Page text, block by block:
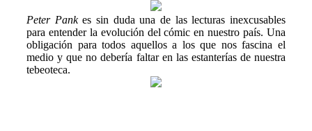
Peter Pankes sin duda una de las lecturas inexcusables
para entender la evolución del cómic en nuestro país. Una
obligación para todos aquellos a los que nos fascina el
medio y que no debería faltar en las estanterías de nuestra
tebeoteca.